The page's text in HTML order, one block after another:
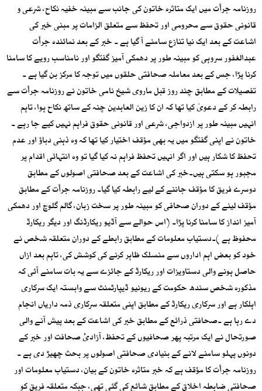
روزنامہ جرأت میں ایک متاثرہ خاتون کی جانب سے مبینہ خفیہ نکاح، شرعی و
قانونی حقوق سے محرومی اور تحفظ سے متعلق الزامات پر مبنی خبر کی
اشاعت کے بعد ایک نیا تنازع سامنے آ گیا ہے ۔ خبر کے بعد نمائندہ جرأت
عبدالغفور سروہی کو مبینہ طور پر دھمکی آمیز گفتگو اور نامناسب رویے کا سامنا
کرنا پڑا، جس کے بعد معاملہ صحافتی حلقوں میں توجہ کا مرکز بن گیا ہے ۔
تفصیلات کے مطابق چند روز قبل ماروی شیخ نامی خاتون نے روزنامہ جرأت سے
رابطہ کر کے دعویٰ کیا تھا کہ ان کا زین العابدین چنہ کے ساتھ نکاح ہوا، تاہم
انہیں مبینہ طور پر ازدواجی، شرعی اور قانونی حقوق فراہم نہیں کیے جا رہے ۔
خاتون نے اپنی گفتگو میں یہ بھی مؤقف اختیار کیا تھا کہ وہ ذہنی دباؤ اور عدم
تحفظ کا شکار ہیں اور اگر انہیں تحفظ فراہم نہ کیا گیا تو وہ انتہائی اقدام پر
مجبور ہو سکتی ہیں۔خبر کی اشاعت کے بعد صحافتی اصولوں کے مطابق
دوسرے فریق کا مؤقف جاننے کے لیے رابطہ کیا گیا۔ روزنامہ جرأت کے مطابق
مؤقف لینے کے دوران صحافی کو مبینہ طور پر سخت زبان، گالم گلوچ اور دھمکی
آمیز انداز کا سامنا کرنا پڑا۔ (اس حوالے سے آڈیو ریکارڈنگ اور دیگر ریکارڈ
محفوظ ہے )۔دستیاب معلومات کے مطابق رابطے کے دوران متعلقہ شخص نے
خود کو بعض اہم اداروں سے منسلک ظاہر کرنے کی کوشش کی، تاہم بعد ازاں
حاصل ہونے والی دستاویزات اور ریکارڈ کے جائزے سے یہ بات سامنے آئی کہ
مذکورہ شخص سندھ حکومت کے ریونیو ڈیپارٹمنٹ سے وابستہ ایک سرکاری
اہلکار ہے اور سرکاری ریکارڈ کے مطابق اپنی متعلقہ سرکاری ذمہ داریاں انجام
دے رہا ہے ۔صحافتی ذرائع کے مطابق خبر کی اشاعت کے بعد پیش آنے والی
صورتحال نے ایک مرتبہ پھر صحافیوں کے تحفظ، آزادیٔ صحافت اور خبر کے
دونوں پہلو سامنے لانے کے بنیادی صحافتی اصولوں پر بحث چھیڑ دی ہے ۔
روزنامہ جرأت کا مؤقف ہے کہ خبر متاثرہ خاتون کے بیان، دستیاب معلومات اور